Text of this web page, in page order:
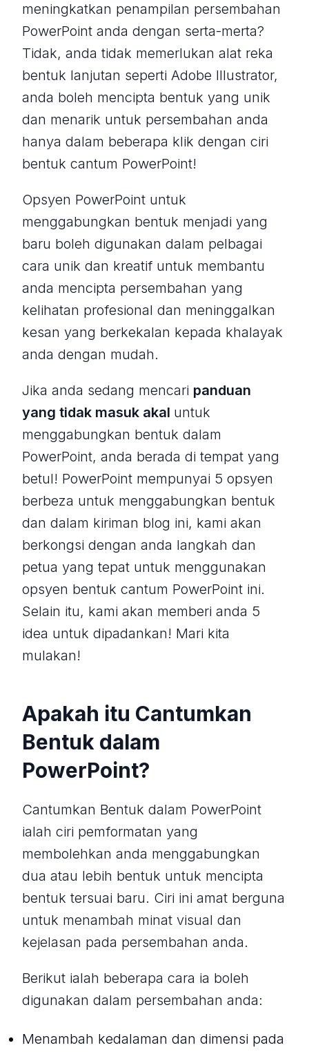
meningkatkan penampilan persembahan
PowerPoint anda dengan serta-merta?
Tidak, anda tidak memerlukan alat reka
bentuk lanjutan seperti Adobe Illustrator,
anda boleh mencipta bentuk yang unik
dan menarik untuk persembahan anda
hanya dalam beberapa klik dengan ciri
bentuk cantum PowerPoint!
Opsyen PowerPoint untuk
menggabungkan bentuk menjadi yang
baru boleh digunakan dalam pelbagai
cara unik dan kreatif untuk membantu
anda mencipta persembahan yang
kelihatan profesional dan meninggalkan
kesan yang berkekalan kepada khalayak
anda dengan mudah.
Jika anda sedang mencari panduan
yang tidak masuk akal untuk
menggabungkan bentuk dalam
PowerPoint, anda berada di tempat yang
betul! PowerPoint mempunyai 5 opsyen
berbeza untuk menggabungkan bentuk
dan dalam kiriman blog ini, kami akan
berkongsi dengan anda langkah dan
petua yang tepat untuk menggunakan
opsyen bentuk cantum PowerPoint ini.
Selain itu, kami akan memberi anda 5
idea untuk dipadankan! Mari kita
mulakan!
Apakah itu Cantumkan
Bentuk dalam
PowerPoint?
Cantumkan Bentuk dalam PowerPoint
ialah ciri pemformatan yang
membolehkan anda menggabungkan
dua atau lebih bentuk untuk mencipta
bentuk tersuai baru. Ciri ini amat berguna
untuk menambah minat visual dan
kejelasan pada persembahan anda.
Berikut ialah beberapa cara ia boleh
digunakan dalam persembahan anda:
Menambah kedalaman dan dimensi pada